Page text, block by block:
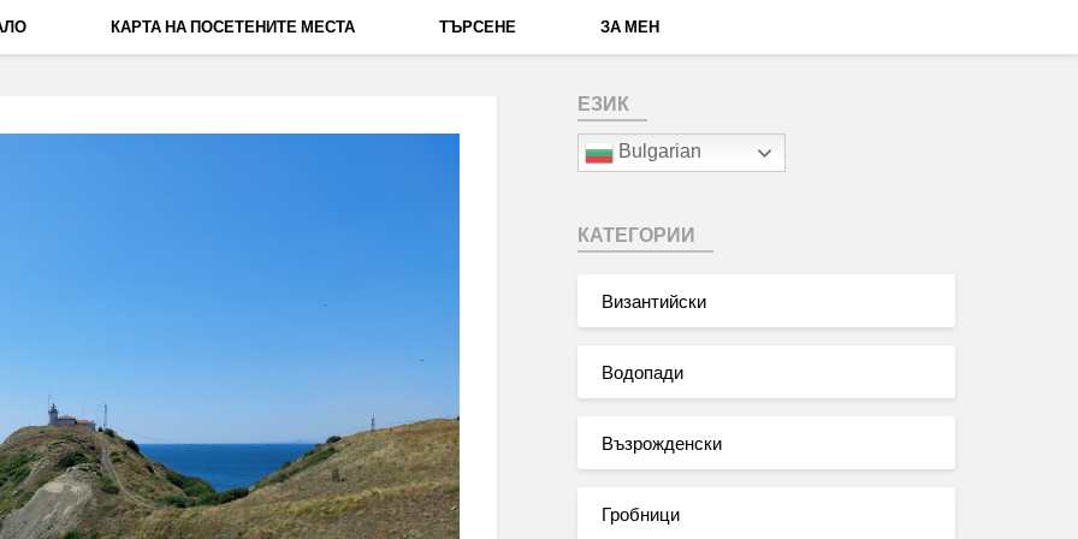
КАРТА НА ПОСЕТЕНИТЕ МЕСТА ТЪРСЕНЕ ЗА МЕН
ЕЗИК
Bulgarian
КАТЕГОРИИ
Византийски
Водопади
Възрожденски
Гробници